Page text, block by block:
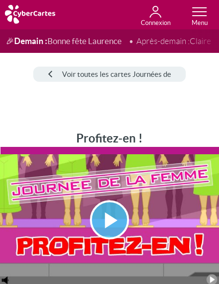
Connexion
Anniversaire
Fête du jour
Amour
Amitié
Merci
Toutes les cartes
🎉Demain :Bonne fête Laurence Après-demain :Claire
Voir toutes les cartes Journées de
Profitez-en !
Lire
la